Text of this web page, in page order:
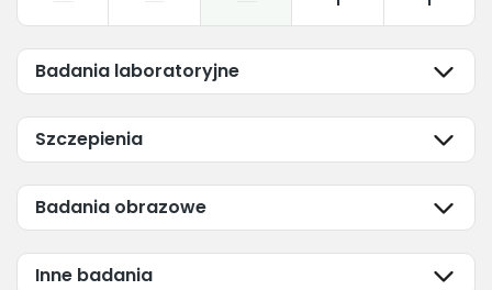
Badania laboratoryjne
Szczepienia
Badania obrazowe
Inne badania